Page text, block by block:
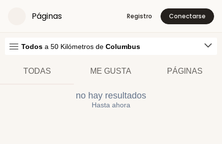
Páginas Registro Conectarse
Todos a 50 Kilómetros de Columbus
TODAS ME GUSTA PÁGINAS
no hay resultados
Hasta ahora